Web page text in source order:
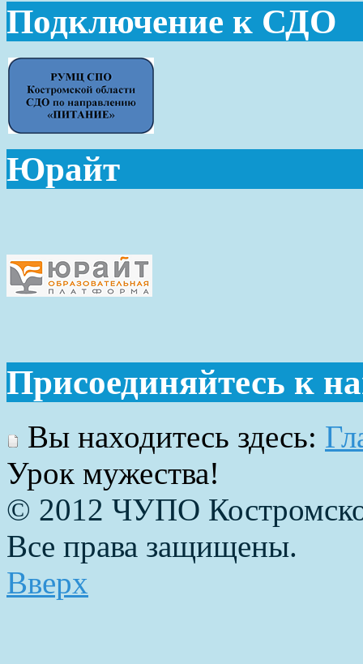
Подключение к СДО
Юрайт
Присоединяйтесь к
Вы находитесь здесь:
Урок мужества!
© 2012 ЧУПО
Все права защищены.
Вверх